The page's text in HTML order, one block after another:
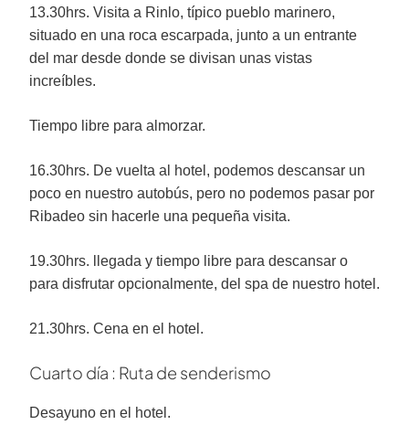
13.30hrs. Visita a Rinlo, típico pueblo marinero,
situado en una roca escarpada, junto a un entrante
del mar desde donde se divisan unas vistas
increíbles.
Tiempo libre para almorzar.
16.30hrs. De vuelta al hotel, podemos descansar un
poco en nuestro autobús, pero no podemos pasar por
Ribadeo sin hacerle una pequeña visita.
19.30hrs. llegada y tiempo libre para descansar o
para disfrutar opcionalmente, del spa de nuestro hotel.
21.30hrs. Cena en el hotel.
Cuarto día : Ruta de senderismo
Desayuno en el hotel.